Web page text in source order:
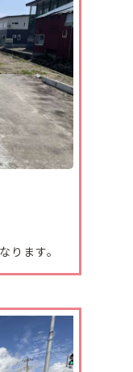
頂きました。
た。
になりまし
。
ました。
ります。